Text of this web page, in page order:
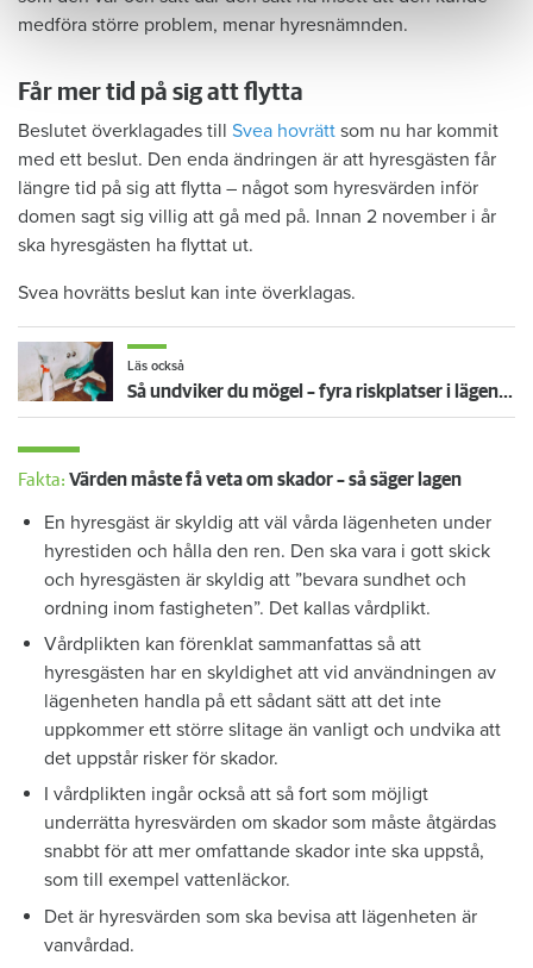
medföra större problem, menar hyresnämnden.
Får mer tid på sig att flytta
Beslutet överklagades till Svea hovrätt som nu har kommit
med ett beslut. Den enda ändringen är att hyresgästen får
längre tid på sig att flytta – något som hyresvärden inför
domen sagt sig villig att gå med på. Innan 2 november i år
ska hyresgästen ha flyttat ut.
Svea hovrätts beslut kan inte överklagas.
Läs också
Så undviker du mögel – fyra riskplatser i lägenheten: ”Måste städa bort”
Fakta: Värden måste få veta om skador – så säger lagen
En hyresgäst är skyldig att väl vårda lägenheten under
hyrestiden och hålla den ren. Den ska vara i gott skick
och hyresgästen är skyldig att ”bevara sundhet och
ordning inom fastigheten”. Det kallas vårdplikt.
Vårdplikten kan förenklat sammanfattas så att
hyresgästen har en skyldighet att vid användningen av
lägenheten handla på ett sådant sätt att det inte
uppkommer ett större slitage än vanligt och undvika att
det uppstår risker för skador.
I vårdplikten ingår också att så fort som möjligt
underrätta hyresvärden om skador som måste åtgärdas
snabbt för att mer omfattande skador inte ska uppstå,
som till exempel vattenläckor.
Det är hyresvärden som ska bevisa att lägenheten är
vanvårdad.